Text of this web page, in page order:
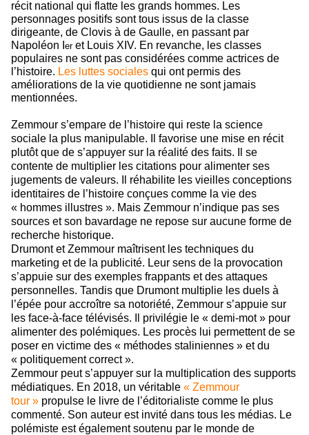
récit national qui flatte les grands hommes. Les
personnages positifs sont tous issus de la classe
dirigeante, de Clovis à de Gaulle, en passant par
Napoléon I eret Louis XIV. En revanche, les classes
populaires ne sont pas considérées comme actrices de
l’histoire. Les luttes sociales qui ont permis des
améliorations de la vie quotidienne ne sont jamais
mentionnées.
Zemmour s’empare de l’histoire qui reste la science
sociale la plus manipulable. Il favorise une mise en récit
plutôt que de s’appuyer sur la réalité des faits. Il se
contente de multiplier les citations pour alimenter ses
jugements de valeurs. Il réhabilite les vieilles conceptions
identitaires de l’histoire conçues comme la vie des
« hommes illustres ». Mais Zemmour n’indique pas ses
sources et son bavardage ne repose sur aucune forme de
recherche historique.
Drumont et Zemmour maîtrisent les techniques du
marketing et de la publicité. Leur sens de la provocation
s’appuie sur des exemples frappants et des attaques
personnelles. Tandis que Drumont multiplie les duels à
l’épée pour accroître sa notoriété, Zemmour s’appuie sur
les face-à-face télévisés. Il privilégie le « demi-mot » pour
alimenter des polémiques. Les procès lui permettent de se
poser en victime des « méthodes staliniennes » et du
« politiquement correct ».
Zemmour peut s’appuyer sur la multiplication des supports
médiatiques. En 2018, un véritable « Zemmour
tour » propulse le livre de l’éditorialiste comme le plus
commenté. Son auteur est invité dans tous les médias. Le
polémiste est également soutenu par le monde de